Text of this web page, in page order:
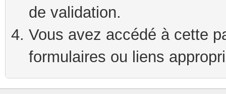
de validation.
Vous avez accédé à cette
formulaires ou liens